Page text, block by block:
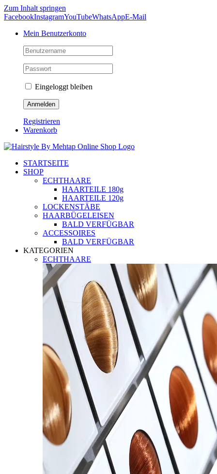
Zum Inhalt springen
FacebookInstagramYouTubeWhatsAppE-Mail
Mein Benutzerkonto
Eingeloggt bleiben
Registrieren
Warenkorb
STARTSEITE
SHOP
ECHTHAARE
HAARTEILE 180g
HAARTEILE 120g
LOCKENSTÄBE
HAARBÜGELEISEN
BALD VERFÜGBAR
ACCESSOIRES
BALD VERFÜGBAR
KATEGORIEN
ECHTHAARE